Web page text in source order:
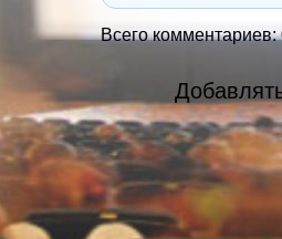
Всего комментариев: